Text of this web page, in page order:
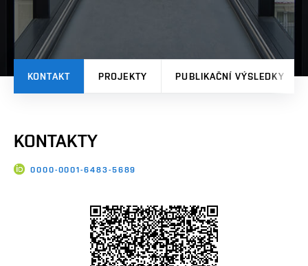
KONTAKT PROJEKTY PUBLIKAČNÍ VÝSLEDKY
KONTAKTY
0000-0001-6483-5689